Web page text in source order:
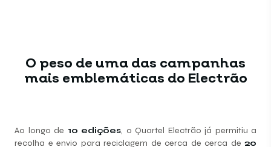
O peso de uma das campanhas
mais emblemáticas do Electrão
Ao longo de 10 edições, o Quartel Electrão já permitiu a
recolha e envio para reciclagem de cerca de cerca de 20